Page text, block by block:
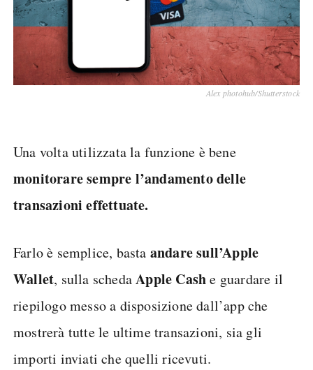
Alex photohub/Shutterstock
Una volta utilizzata la funzione è bene
monitorare sempre l’andamento delle
transazionieffettuate.
Farlo è semplice, basta andare sull’Apple
Wallet, sulla schedaApple Cashe guardare il
riepilogo messo a disposizione dall’app che
mostrerà tutte le ultime transazioni, sia gli
importi inviati che quelli ricevuti.